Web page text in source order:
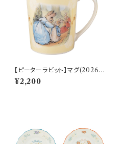
【ピーターラビット】マグ(2026)
【SN2026】PR2026-11
¥2,200